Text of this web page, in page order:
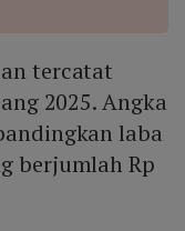
tercatat
2025. Angka
laba
berjumlah Rp